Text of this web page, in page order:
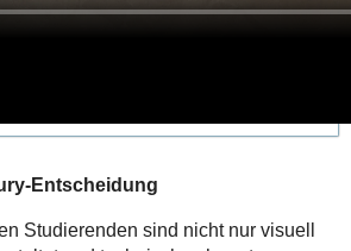
Entscheidung
Studierenden sind nicht nur visuell